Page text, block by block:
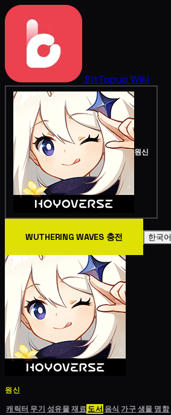
BitTopup Wiki
원신
WUTHERING WAVES 충전 한국어
원신
캐릭터 무기 성유물재료도서 음식 가구생물 명함